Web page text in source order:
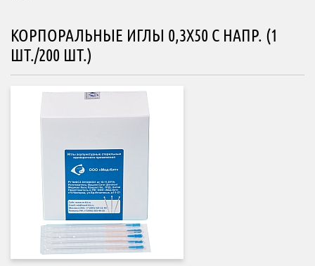
КОРПОРАЛЬНЫЕ ИГЛЫ 0,3Х50 С НАПР. (1
ШТ./200 ШТ.)